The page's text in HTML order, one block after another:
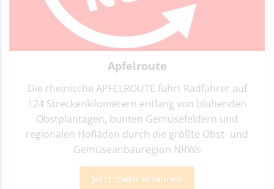
Apfelroute
Die rheinische APFELROUTE führt Radfahrer auf
124 Streckenkilometern entlang von blühenden
Obstplantagen, bunten Gemüsefeldern und
regionalen Hofläden durch die größte Obst- und
Gemüseanbauregion NRWs
Jetzt mehr erfahren